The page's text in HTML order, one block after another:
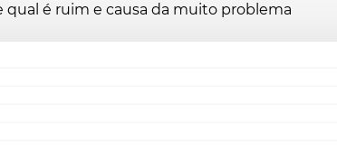
qual é ruim e causa da muito problema